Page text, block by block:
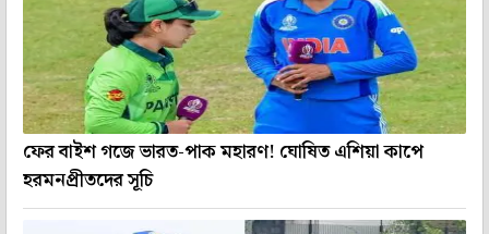
ফের বাইশ গজে ভারত-পাক মহারণ! ঘোষিত এশিয়া কাপে
হরমনপ্রীতদের সূচি